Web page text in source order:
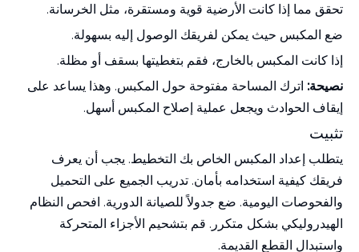
تحقق مما إذا كانت الأرضية قوية ومستقرة، مثل الخرسانة.
ضع المكبس حيث يمكن لفريقك الوصول إليه بسهولة.
إذا كانت المكبس بالخارج، فقم بتغطيتها بسقف أو مظلة.
نصيحة: اترك المساحة مفتوحة حول المكبس. وهذا يساعد على
إيقاف الحوادث ويجعل عملية إصلاح المكبس أسهل.
تثبيت
يتطلب إعداد المكبس الخاص بك التخطيط. يجب أن يعرف
فريقك كيفية استخدامه بأمان. تدريب الجميع على التحميل
والفحوصات اليومية. ضع جدولاً للصيانة الدورية. افحص النظام
الهيدروليكي بشكل متكرر. قم بتشحيم الأجزاء المتحركة
واستبدال القطع القديمة.